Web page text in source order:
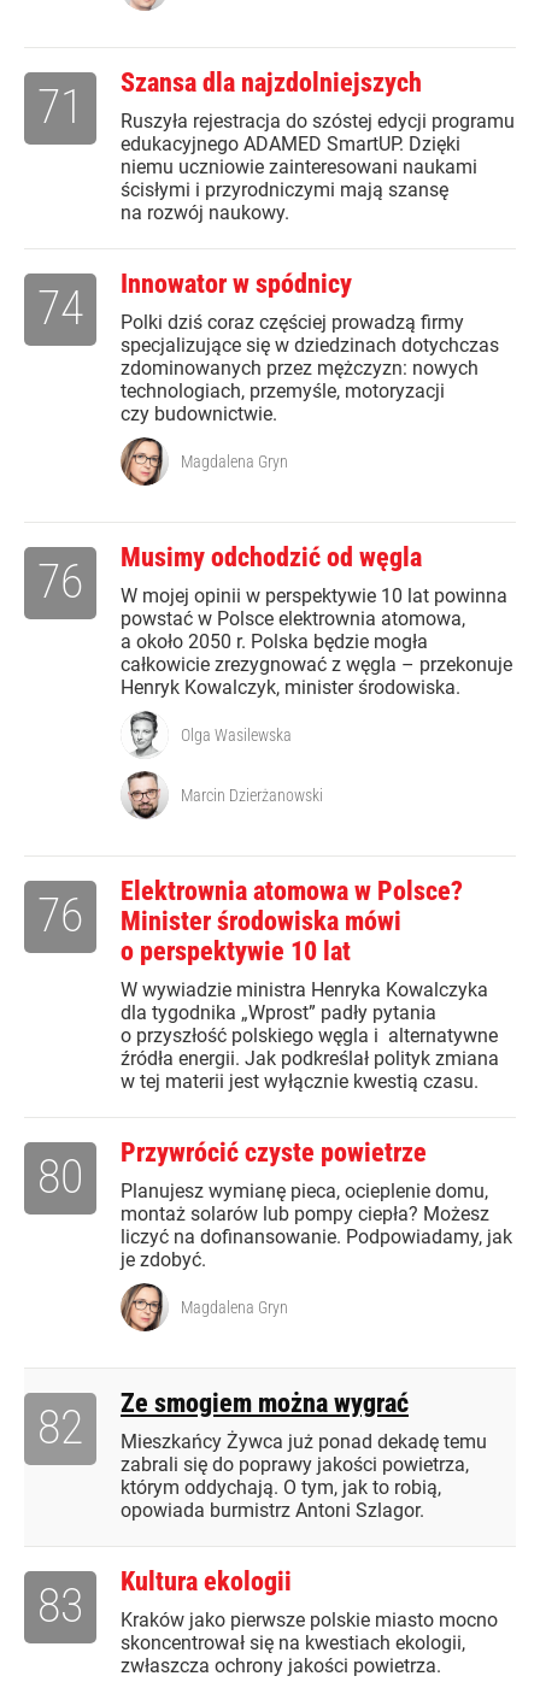
Szansa dla najzdolniejszych
Ruszyła rejestracja do szóstej edycji programu
edukacyjnego ADAMED SmartUP. Dzięki
niemu uczniowie zainteresowani naukami
ścisłymi i przyrodniczymi mają szansę
na rozwój naukowy.
71
Innowator w spódnicy
Polki dziś coraz częściej prowadzą firmy
specjalizujące się w dziedzinach dotychczas
zdominowanych przez mężczyzn: nowych
technologiach, przemyśle, motoryzacji
czy budownictwie.
74
Magdalena Gryn
Musimy odchodzić od węgla
W mojej opinii w perspektywie 10 lat powinna
powstać w Polsce elektrownia atomowa,
a około 2050 r. Polska będzie mogła
całkowicie zrezygnować z węgla – przekonuje
Henryk Kowalczyk, minister środowiska.
76
Olga Wasilewska
Marcin Dzierżanowski
Elektrownia atomowa w Polsce?
Minister środowiska mówi
o perspektywie 10 lat
W wywiadzie ministra Henryka Kowalczyka
dla tygodnika „Wprost” padły pytania
o przyszłość polskiego węgla i alternatywne
źródła energii. Jak podkreślał polityk zmiana
w tej materii jest wyłącznie kwestią czasu.
76
Przywrócić czyste powietrze
Planujesz wymianę pieca, ocieplenie domu,
montaż solarów lub pompy ciepła? Możesz
liczyć na dofinansowanie. Podpowiadamy, jak
je zdobyć.
80
Magdalena Gryn
Ze smogiem można wygrać
Mieszkańcy Żywca już ponad dekadę temu
zabrali się do poprawy jakości powietrza,
którym oddychają. O tym, jak to robią,
opowiada burmistrz Antoni Szlagor.
82
Kultura ekologii
Kraków jako pierwsze polskie miasto mocno
skoncentrował się na kwestiach ekologii,
zwłaszcza ochrony jakości powietrza.
83